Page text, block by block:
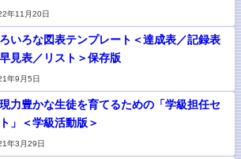
年11月20日
いろな図表テンプレート＜達成表／記録表
見表／リスト＞保存版
年9月5日
力豊かな生徒を育てるための「学級担任セ
」＜学級活動版＞
年3月29日